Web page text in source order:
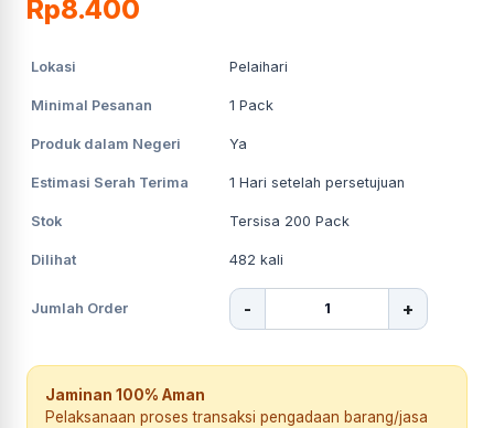
Rp8.400
Lokasi Pelaihari
Minimal Pesanan 1 Pack
Produk dalam Negeri Ya
Estimasi Serah Terima 1 Hari setelah persetujuan
Stok Tersisa 200 Pack
Dilihat 482 kali
Jumlah Order - +
Jaminan 100% Aman
Pelaksanaan proses transaksi pengadaan barang/jasa